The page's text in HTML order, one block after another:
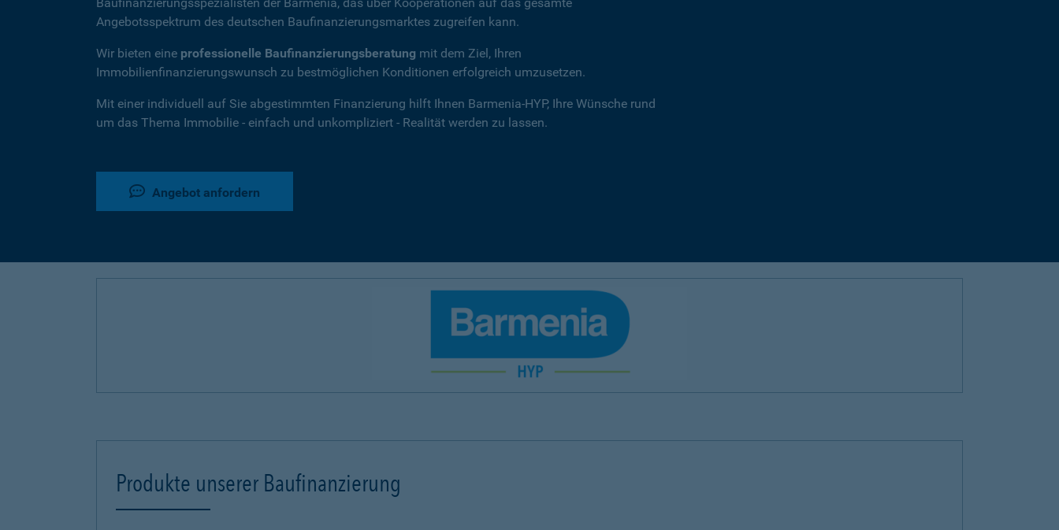
Angebotsspektrum des deutschen Baufinanzierungsmarktes zugreifen kann.
Wir bieten eine professionelle Baufinanzierungsberatung mit dem Ziel, Ihren
Immobilienfinanzierungswunsch zu bestmöglichen Konditionen erfolgreich umzusetzen.
Mit einer individuell auf Sie abgestimmten Finanzierung hilft Ihnen Barmenia-HYP, Ihre Wünsche rund
um das Thema Immobilie - einfach und unkompliziert - Realität werden zu lassen.
Angebot anfordern
Produkte unserer Baufinanzierung